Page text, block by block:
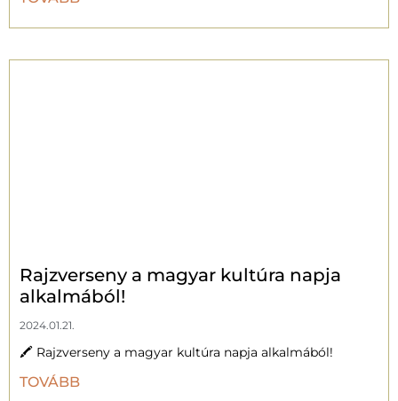
Rajzverseny a magyar kultúra napja
alkalmából!
2024.01.21.
🖍 Rajzverseny a magyar kultúra napja alkalmából!
TOVÁBB